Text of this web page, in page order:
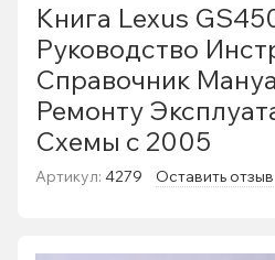
Книга Lexus
Руководство
Справочник
Ремонту
Схемы с 2005
Артикул: 4279 Оставить отзыв